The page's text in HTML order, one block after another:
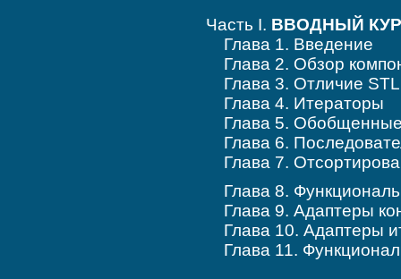
Часть I. ВВОДНЫЙ
Глава 1. Введение
Глава 2. Обзор
Глава 3. Отличие STL
Глава 4. Итераторы
Глава 5.
Глава 6.
Глава 7.
Глава 8.
Глава 9. Адаптеры
Глава 10. Адаптеры
Глава 11.